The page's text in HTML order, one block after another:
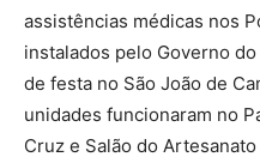
assistências médicas nos
instalados pelo Governo
de festa no São João de
unidades funcionaram no
Cruz e Salão do